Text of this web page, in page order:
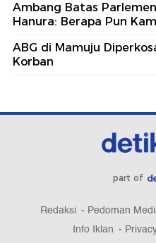
Ambang Batas
Hanura: Berapa Pun
ABG di Mamuju
Korban
part of
Redaksi Pedoman
Info Iklan